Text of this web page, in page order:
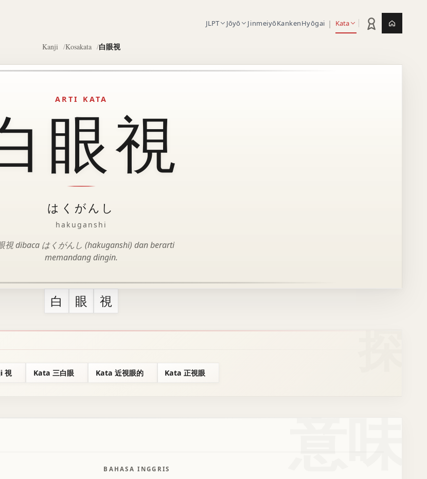
JLPT Jōyō JinmeiyōKankenHyōgai | Kata Statistik latihan
Kanji Kosakata 白眼視
ARTI KATA
眼視
はくがんし
hakuganshi
視 dibaca はくがんし (hakuganshi) dan berarti
memandang dingin.
白 眼 視
視 Kata 三白眼 Kata 近視眼的 Kata 正視眼
BAHASA INGGRIS